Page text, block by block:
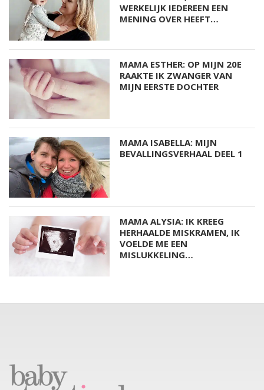
WERKELIJK IEDEREEN EEN
MENING OVER HEEFT…
MAMA ESTHER: OP MIJN 20E
RAAKTE IK ZWANGER VAN
MIJN EERSTE DOCHTER
MAMA ISABELLA: MIJN
BEVALLINGSVERHAAL DEEL 1
MAMA ALYSIA: IK KREEG
HERHAALDE MISKRAMEN, IK
VOELDE ME EEN
MISLUKKELING…